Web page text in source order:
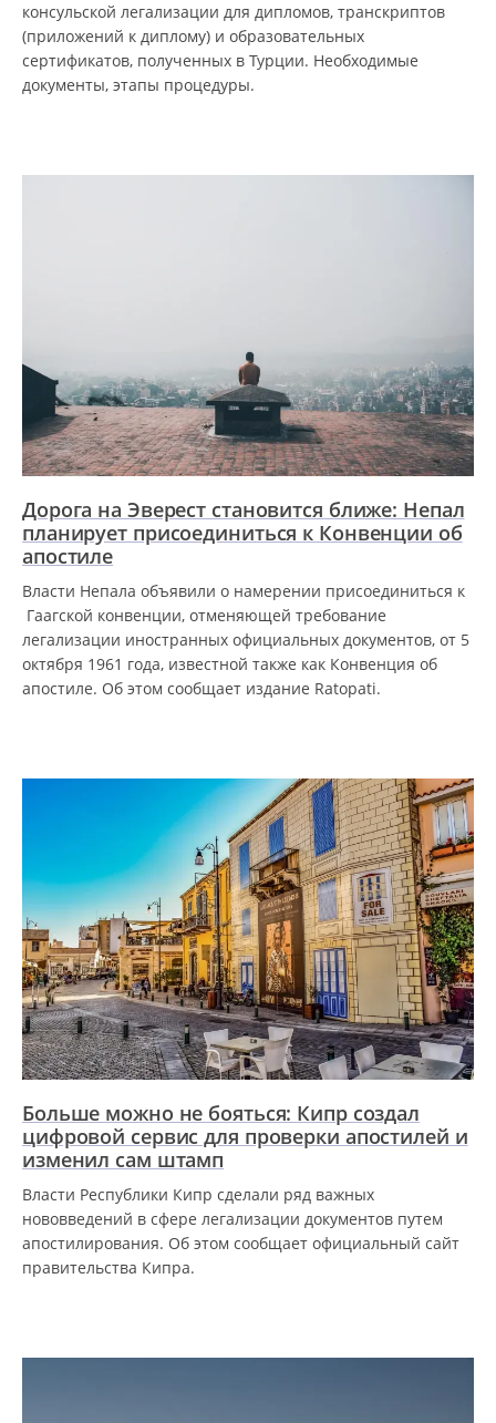
консульской легализации для дипломов, транскриптов
(приложений к диплому) и образовательных
сертификатов, полученных в Турции. Необходимые
документы, этапы процедуры.
Дорога на Эверест становится ближе: Непал
планирует присоединиться к Конвенции об
апостиле
Власти Непала объявили о намерении присоединиться к
Гаагской конвенции, отменяющей требование
легализации иностранных официальных документов, от 5
октября 1961 года, известной также как Конвенция об
апостиле. Об этом сообщает издание Ratopati.
Больше можно не бояться: Кипр создал
цифровой сервис для проверки апостилей и
изменил сам штамп
Власти Республики Кипр сделали ряд важных
нововведений в сфере легализации документов путем
апостилирования. Об этом сообщает официальный сайт
правительства Кипра.